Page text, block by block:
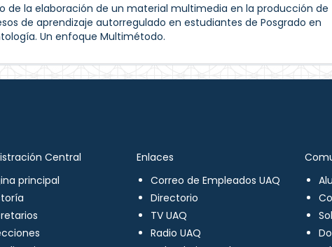
de la elaboración de un material multimedia en la producción de
de aprendizaje autorregulado en estudiantes de Posgrado en
Un enfoque Multimétodo.
Central
principal
Enlaces
Correo de Empleados UAQ
Directorio
TV UAQ
Radio UAQ